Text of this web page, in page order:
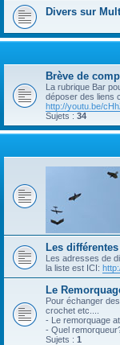
Divers sur
Brève de
La rubrique Bar
déposer des liens
http://youtu.be/
Sujets : 34
Les
Les adresses de
la liste est ICI:
Le
Pour échanger
crochet etc....
- Le remorquage
- Quel
Sujets : 1